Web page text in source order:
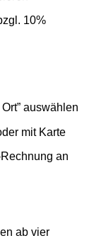
10%
auswählen
mit Karte
an
ab vier